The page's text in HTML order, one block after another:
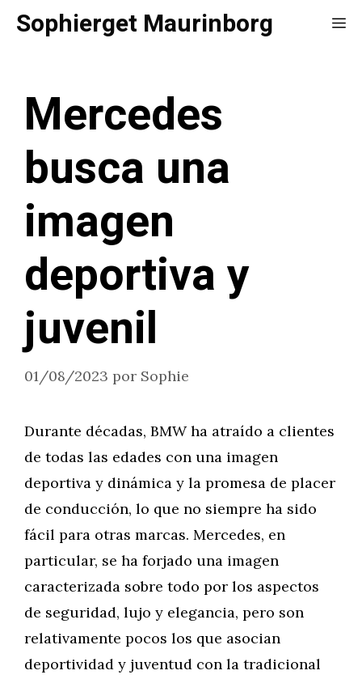
SaltarSophierget Maurinborg
Mercedes
busca una
imagen
deportiva y
juvenil
01/08/2023 por Sophie
Durante décadas, BMW ha atraído a clientes
de todas las edades con una imagen
deportiva y dinámica y la promesa de placer
de conducción, lo que no siempre ha sido
fácil para otras marcas. Mercedes, en
particular, se ha forjado una imagen
caracterizada sobre todo por los aspectos
de seguridad, lujo y elegancia, pero son
relativamente pocos los que asocian
deportividad y juventud con la tradicional